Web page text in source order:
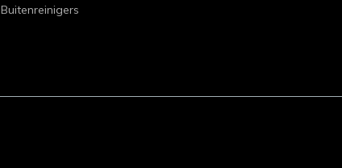
Buitenreinigers